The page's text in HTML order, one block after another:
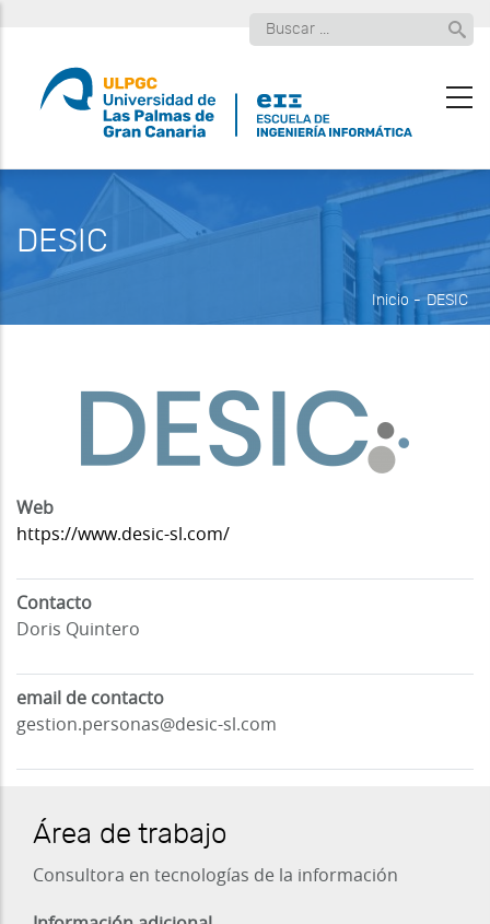
contenido
principal
Buscar
Inicio - DESIC
DESIC
Web
https://www.desic-sl.com/
Contacto
Doris Quintero
email de contacto
gestion.personas@desic-sl.com
Área de trabajo
Consultora en tecnologías de la información